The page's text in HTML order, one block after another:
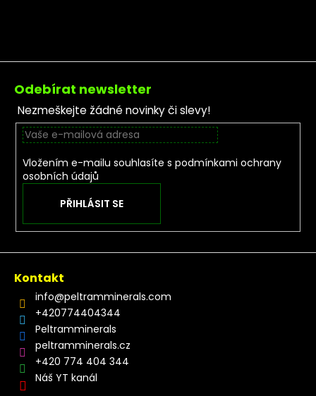
Zápatí
Odebírat newsletter
Nezmeškejte žádné novinky či slevy!
Vložením e-mailu souhlasíte s podmínkami ochrany
osobních údajů
PŘIHLÁSIT SE
Kontakt
info@peltramminerals.com
+420774404344
Peltramminerals
peltramminerals.cz
+420 774 404 344
Náš YT kanál